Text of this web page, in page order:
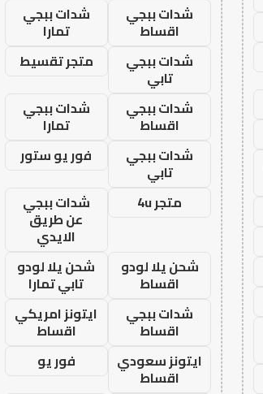
شدات ببجي
اقساط
شدات ببجي
تمارا
شدات ببجي
تابي
متجر تقسيط
شدات ببجي
اقساط
شدات ببجي
تمارا
شدات ببجي
تابي
فور يو ستور
متجر 4u
شدات ببجي
عن طريق
الايدي
شحن يلا لودو
اقساط
شحن يلا لودو
تابي تمارا
شدات ببجي
اقساط
ايتونز امريكي
اقساط
ايتونز سعودي
اقساط
فور يو